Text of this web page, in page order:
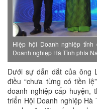
Hiệp hội Doanh nghiệp
Doanh nghiệp Hà Tĩnh phía
Dưới sự dẫn dắt của ông
điều “chưa từng có tiền
doanh nghiệp cấp huyện,
triển Hội Doanh nghiệp